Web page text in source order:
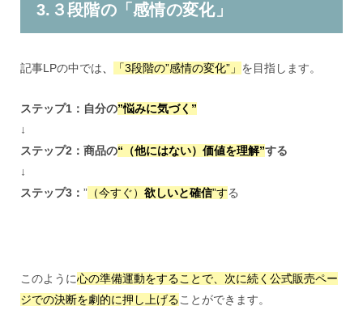
3.３段階の「感情の変化」
記事LPの中では 「3段階の”感情の変化”」 を目指します。
ステップ1：自分の”悩みに気づく”
↓
ステップ2：商品の“（他にはない）価値を理解”する
↓
ステップ3： ” （今すぐ） 欲しいと確信”する
このように心の準備運動をすることで、次に続く公式販売ペー
ジでの決断を劇的に押し上げることができます。